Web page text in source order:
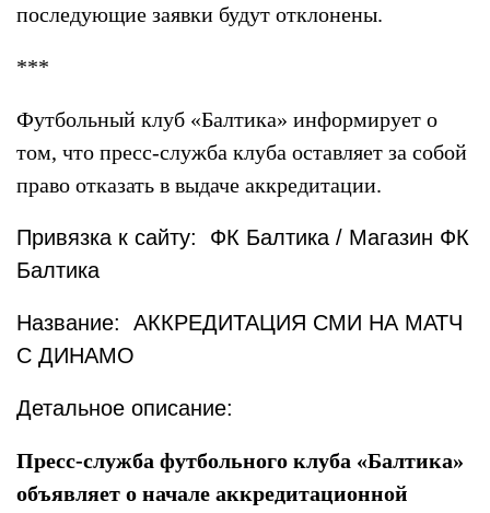
последующие заявки будут отклонены.
***
Футбольный клуб «Балтика» информирует о
том, что пресс-служба клуба оставляет за собой
право отказать в выдаче аккредитации.
Привязка к сайту: ФК Балтика / Магазин ФК
Балтика
Название: АККРЕДИТАЦИЯ СМИ НА МАТЧ
С ДИНАМО
Детальное описание:
Пресс-служба футбольного клуба «Балтика»
объявляет о начале аккредитационной